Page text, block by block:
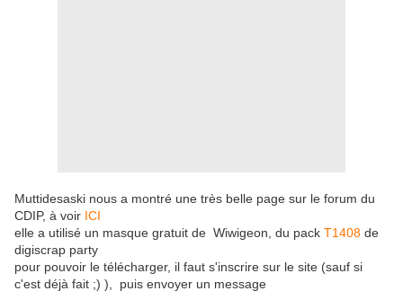
Muttidesaski nous a montré une très belle page sur le forum du
CDIP, à voir ICI
elle a utilisé un masque gratuit de Wiwigeon, du pack T1408 de
digiscrap party
pour pouvoir le télécharger, il faut s'inscrire sur le site (sauf si
c'est déjà fait ;) ), puis envoyer un message